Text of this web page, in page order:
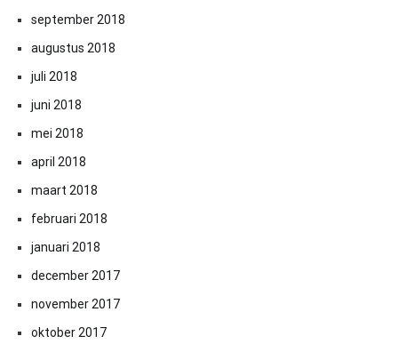
september 2018
augustus 2018
juli 2018
juni 2018
mei 2018
april 2018
maart 2018
februari 2018
januari 2018
december 2017
november 2017
oktober 2017